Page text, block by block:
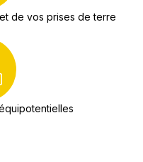
de vos prises de terre